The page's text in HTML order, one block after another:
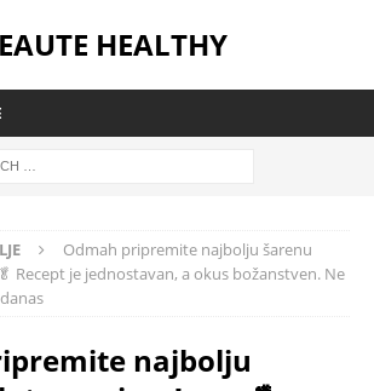
HEALTHY
Odmah pripremite najbolju šarenu
Recept je jednostavan, a okus božanstven. Ne
najbolju